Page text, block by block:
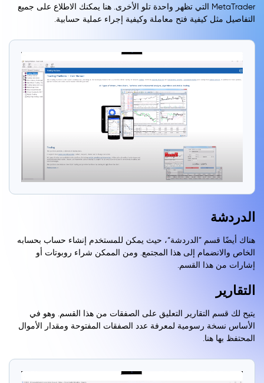
MetaTrader التي تظهر واحدة تلو الأخرى. هنا يمكنك الاطلاع على جميع
التفاصيل مثل كيفية فتح معاملة وكيفية إجراء عملية حسابية.
الدردشة
هناك أيضًا قسم ”الدردشة“، حيث يمكن للمستخدم إنشاء حساب بحسابه
الخاص والانضمام إلى هذا المجتمع. ومن الممكن شراء روبوتات أو
إشارات من هذا القسم.
التقارير
يتيح لك قسم التقارير التعليق على الصفقات من هذا القسم. وهو في
الأساس نسخة رسومية لمعرفة عدد الصفقات المفتوحة ومقدار الأموال
المحتفظ بها هنا.